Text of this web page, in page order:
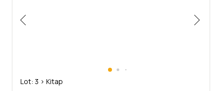
Lot: 3 > Kitap